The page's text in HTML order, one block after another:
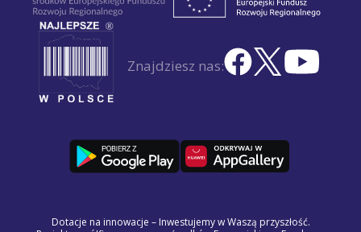
Znajdziesz nas:
Dotacje na innowacje – Inwestujemy w Waszą przyszłość.